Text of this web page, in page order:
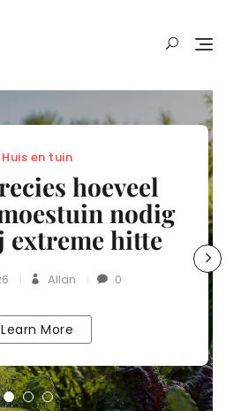
Huis en tuin
hoeveel
nodig
extreme hitte
Allan 0
Learn More